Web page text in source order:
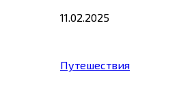
11.02.2025
Путешествия